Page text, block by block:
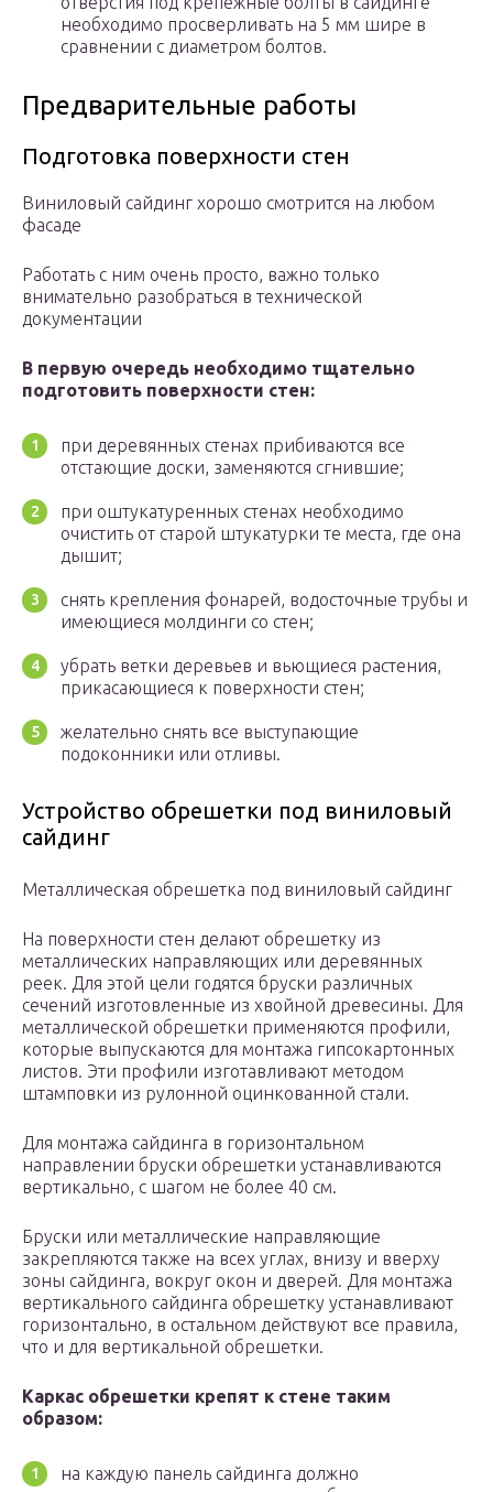
необходимо просверливать на 5 мм шире в
сравнении с диаметром болтов.
Предварительные работы
Подготовка поверхности стен
Виниловый сайдинг хорошо смотрится на любом
фасаде
Работать с ним очень просто, важно только
внимательно разобраться в технической
документации
В первую очередь необходимо тщательно
подготовить поверхности стен:
при деревянных стенах прибиваются все
отстающие доски, заменяются сгнившие;
при оштукатуренных стенах необходимо
очистить от старой штукатурки те места, где она
дышит;
снять крепления фонарей, водосточные трубы и
имеющиеся молдинги со стен;
убрать ветки деревьев и вьющиеся растения,
прикасающиеся к поверхности стен;
желательно снять все выступающие
подоконники или отливы.
Устройство обрешетки под виниловый
сайдинг
Металлическая обрешетка под виниловый сайдинг
На поверхности стен делают обрешетку из
металлических направляющих или деревянных
реек. Для этой цели годятся бруски различных
сечений изготовленные из хвойной древесины. Для
металлической обрешетки применяются профили,
которые выпускаются для монтажа гипсокартонных
листов. Эти профили изготавливают методом
штамповки из рулонной оцинкованной стали.
Для монтажа сайдинга в горизонтальном
направлении бруски обрешетки устанавливаются
вертикально, с шагом не более 40 см.
Бруски или металлические направляющие
закрепляются также на всех углах, внизу и вверху
зоны сайдинга, вокруг окон и дверей. Для монтажа
вертикального сайдинга обрешетку устанавливают
горизонтально, в остальном действуют все правила,
что и для вертикальной обрешетки.
Каркас обрешетки крепят к стене таким
образом:
на каждую панель сайдинга должно